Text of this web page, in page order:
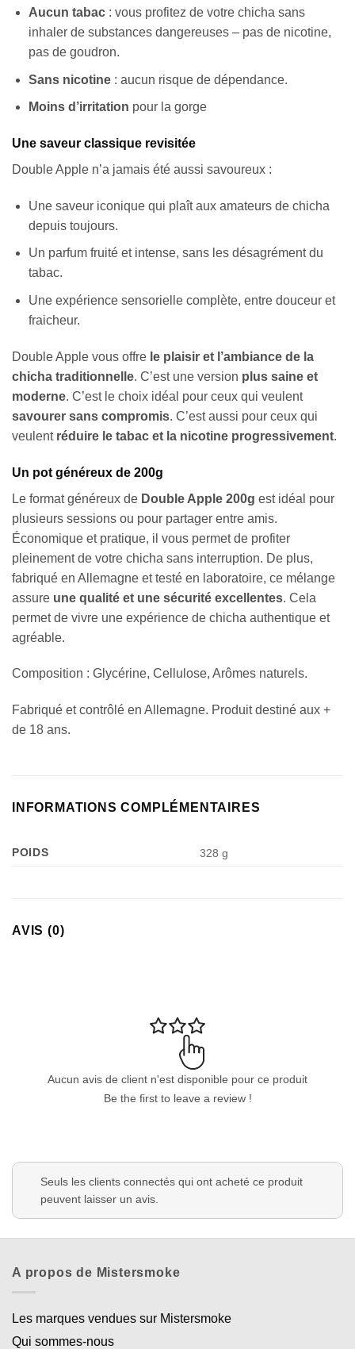
Aucun tabac: vous profitez de votre chicha sans
inhaler de substances dangereuses – pas de nicotine,
pas de goudron.
Sans nicotine: aucun risque de dépendance.
Moins d’irritation pour la gorge
Une saveur classique revisitée
Double Apple n’a jamais été aussi savoureux :
Une saveur iconique qui plaît aux amateurs de chicha
depuis toujours.
Un parfum fruité et intense, sans les désagrément du
tabac.
Une expérience sensorielle complète, entre douceur et
fraicheur.
Double Apple vous offre le plaisir et l’ambiance de la
chicha traditionnelle. C’est une version plus saine et
moderne. C’est le choix idéal pour ceux qui veulent
savourer sans compromis. C’est aussi pour ceux qui
veulent réduire le tabac et la nicotine progressivement.
Un pot généreux de 200g
Le format généreux de Double Apple 200g est idéal pour
plusieurs sessions ou pour partager entre amis.
Économique et pratique, il vous permet de profiter
pleinement de votre chicha sans interruption. De plus,
fabriqué en Allemagne et testé en laboratoire, ce mélange
assure une qualité et une sécurité excellentes. Cela
permet de vivre une expérience de chicha authentique et
agréable.
Composition : Glycérine, Cellulose, Arômes naturels.
Fabriqué et contrôlé en Allemagne. Produit destiné aux +
de 18 ans.
INFORMATIONS COMPLÉMENTAIRES
POIDS 328 g
AVIS (0)
Aucun avis de client n'est disponible pour ce produit
Be the first to leave a review !
Seuls les clients connectés qui ont acheté ce produit
peuvent laisser un avis.
A propos de Mistersmoke
Les marques vendues sur Mistersmoke
Qui sommes-nous
Appliquer les filtres